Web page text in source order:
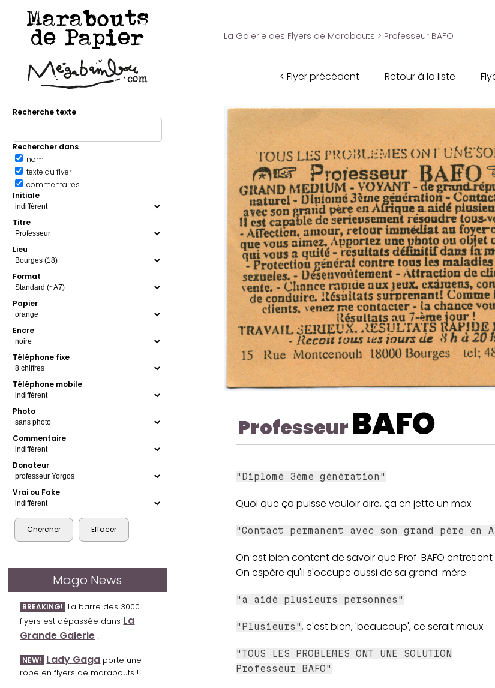
Marabouts
de Papier
Recherche texte
Rechercher dans
nom
texte du flyer
commentaires
Initiale
Titre
Lieu
Format
Papier
Encre
Téléphone fixe
Téléphone mobile
Photo
Commentaire
Donateur
Vrai ou Fake
Mago News
BREAKING! La barre des 3000
flyers est dépassée dans La
Grande Galerie !
NEW! Lady Gaga porte une
robe en flyers de marabouts !
La Galerie des Flyers de Marabouts > Professeur BAFO
< Flyer précédent Retour à la liste
ProfesseurBAFO
"Diplomé 3ème génération"
Quoi que ça puisse vouloir dire, ça en jette un max.
"Contact permanent avec son grand père en
On est bien content de savoir que Prof. BAFO entretient
On espère qu'il s'occupe aussi de sa grand-mère.
"a aidé plusieurs personnes"
"Plusieurs", c'est bien, 'beaucoup', ce serait mieux.
"TOUS LES PROBLEMES ONT UNE SOLUTION
Professeur BAFO"